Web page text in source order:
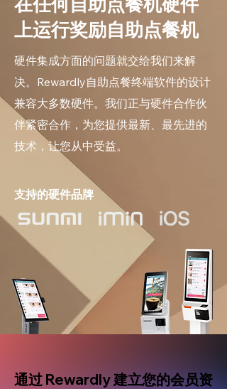
上运行奖励自助点餐机
硬件集成方面的问题就交给我们来解
决。Rewardly自助点餐终端软件的设计
兼容大多数硬件。我们正与硬件合作伙
伴紧密合作，为您提供最新、最先进的
技术，让您从中受益。
支持的硬件品牌
通过 Rewardly 建立您的会员资